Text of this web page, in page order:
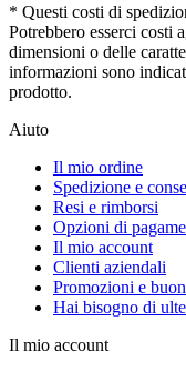
* Questi costi di
Potrebbero esserci costi
dimensioni o delle
informazioni sono
prodotto.
Aiuto
Il mio ordine
Spedizione e
Resi e rimborsi
Opzioni di
Il mio account
Clienti aziendali
Promozioni e
Hai bisogno di
Il mio account